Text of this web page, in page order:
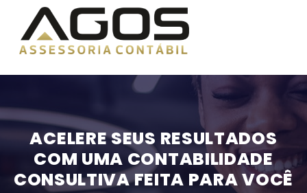
ACELERE SEUS RESULTADOS
COM UMA CONTABILIDADE
CONSULTIVA FEITA PARA VOCÊ